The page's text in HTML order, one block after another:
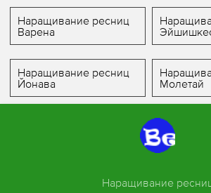
Наращивание ресниц
Варена
Наращивание ресниц
Йонава
Молетай
Наращивание